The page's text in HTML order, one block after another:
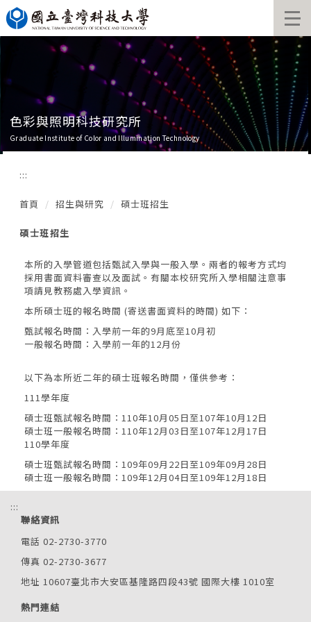
跳
到
主
容
區
色彩與照明科技研究所
Graduate Institute of Color and Illumination Technology
:::
首頁 招生與研究 碩士班招生
碩士班招生
本所的入學管道包括甄試入學與一般入學。兩者的報考方式均
採用書面資料審查以及面試。有關本校研究所入學相關注意事
項請見教務處入學資訊 。
本所碩士班的報名時間 (寄送書面資料的時間) 如下：
甄試報名時間：入學前一年的9月底至10月初
一般報名時間：入學前一年的12月份
以下為本所近二年的碩士班報名時間，僅供參考：
111學年度
碩士班甄試報名時間：110年10月05日至107年10月12日
碩士班一般報名時間：110年12月03日至107年12月17日
110學年度
碩士班甄試報名時間：109年09月22日至109年09月28日
碩士班一般報名時間：109年12月04日至109年12月18日
:::
聯絡資訊
電話 02-2730-3770
傳真 02-2730-3677
地址 10607臺北市大安區基隆路四段43號 國際大樓 1010室
熱門連結